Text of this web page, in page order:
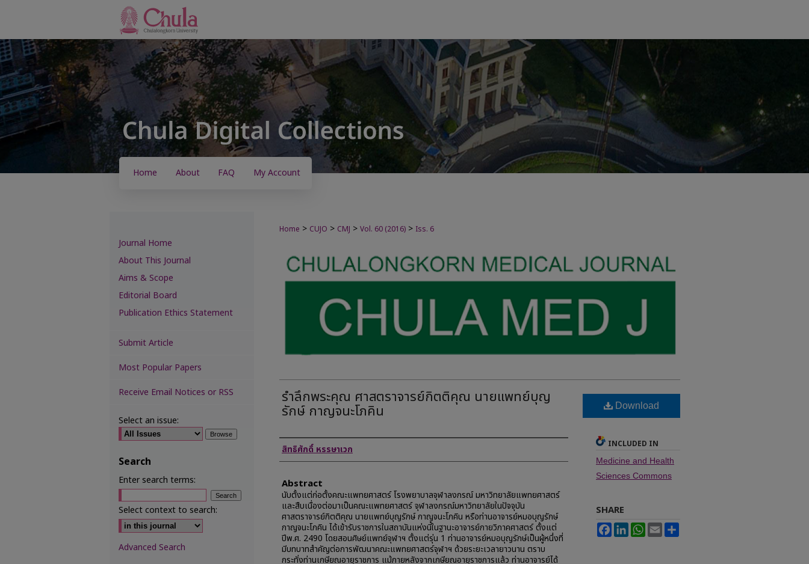
Home About FAQ My Account
Home > CUJO > CMJ > Vol. 60 (2016) > Iss. 6
รำลึกพระคุณ ศาสตราจารย์กิตติคุณ นายแพทย์บุญ
รักษ์ กาญจนะโภคิน
Authors
สิทธิศักดิ์ หรรษาเวก
Abstract
นับตั้งแต่ก่อตั้งคณะแพทยศาสตร์ โรงพยาบาลจุฬาลงกรณ์ มหาวิทยาลัยแพทยศาสตร์
และสืบเนื่องต่อมาเป็นคณะแพทยศาสตร์ จุฬาลงกรณ์มหาวิทยาลัยในปัจจุบัน
ศาสตราจารย์กิตติคุณ นายแพทย์บุญรักษ์ กาญจนะโภคิน หรือท่านอาจารย์หมอบุญรักษ์
กาญจนะโภคิน ได้เข้ารับราชการในสถาบันแห่งนี้ในฐานะอาจารย์กายวิภาคศาสตร์ ตั้งแต่
ปีพ.ศ. 2490 โดยสอนศิษย์แพทย์จุฬาฯ ตั้งแต่รุ่น 1 ท่านอาจารย์หมอบุญรักษ์เป็นผู้หนึ่งที่
มีบทบาทสำคัญต่อการพัฒนาคณะแพทยศาสตร์จุฬาฯ ด้วยระยะเวลายาวนาน ตราบ
กระทั่งท่านเกษียณอายุราชการ แม้ภายหลังจากเกษียณอายุราชการแล้ว ท่านอาจารย์ได้
Download
INCLUDED IN
Medicine and Health
Sciences Commons
SHARE
FacebookLinkedInWhatsApp
Email
Journal Home
About This Journal
Aims & Scope
Editorial Board
Publication Ethics Statement
Submit Article
Most Popular Papers
Receive Email Notices or RSS
Select an issue:
Search
Enter search terms:
Select context to search:
Advanced Search